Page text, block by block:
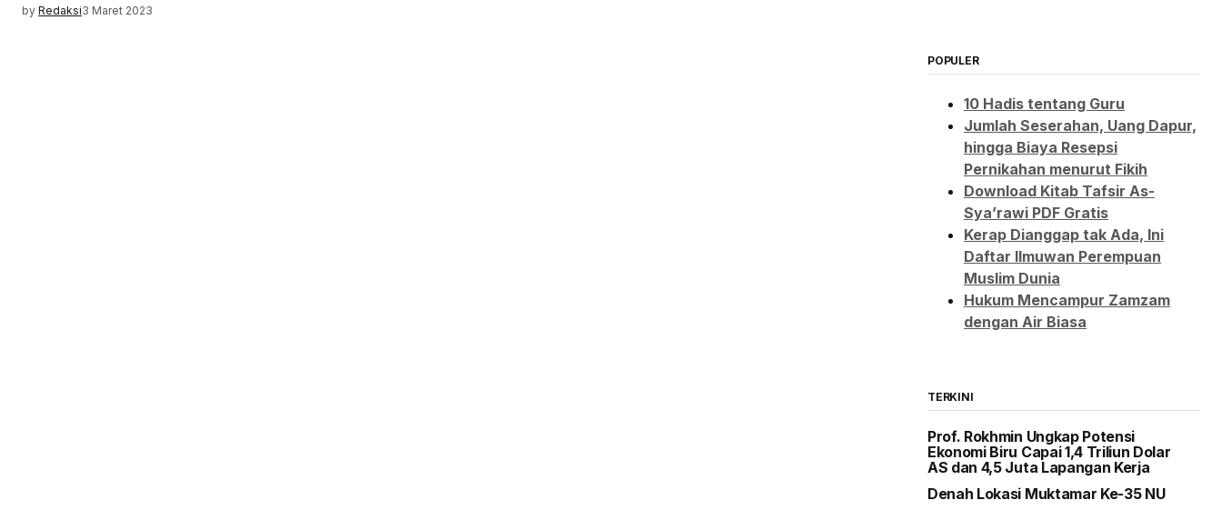
by Redaksi3 Maret 2023
POPULER
10 Hadis tentang Guru
Jumlah Seserahan, Uang Dapur,
hingga Biaya Resepsi
Pernikahan menurut Fikih
Download Kitab Tafsir As-
Sya’rawi PDF Gratis
Kerap Dianggap tak Ada, Ini
Daftar Ilmuwan Perempuan
Muslim Dunia
Hukum Mencampur Zamzam
dengan Air Biasa
TERKINI
Prof. Rokhmin Ungkap Potensi
Ekonomi Biru Capai 1,4 Triliun Dolar
AS dan 4,5 Juta Lapangan Kerja
Denah Lokasi Muktamar Ke-35 NU